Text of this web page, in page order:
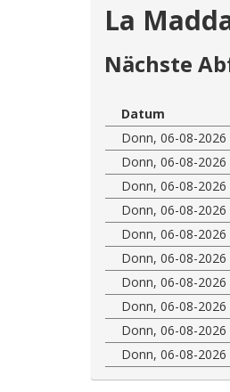
La
Nächste
Datum
Donn, 06-08-2026
Donn, 06-08-2026
Donn, 06-08-2026
Donn, 06-08-2026
Donn, 06-08-2026
Donn, 06-08-2026
Donn, 06-08-2026
Donn, 06-08-2026
Donn, 06-08-2026
Donn, 06-08-2026